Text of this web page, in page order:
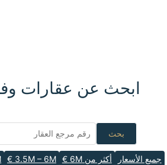
ابحث عن عقارات
بحث
جميع الأسعار أكثر من 6M € 3.5M – 6M €